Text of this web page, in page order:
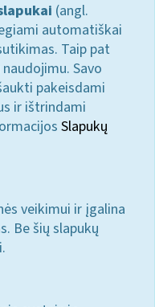
(angl.
automatiškai
Taip pat
Savo
pakeisdami
ir ištrindami
Slapukų
veikimui ir įgalina
Be šių slapukų